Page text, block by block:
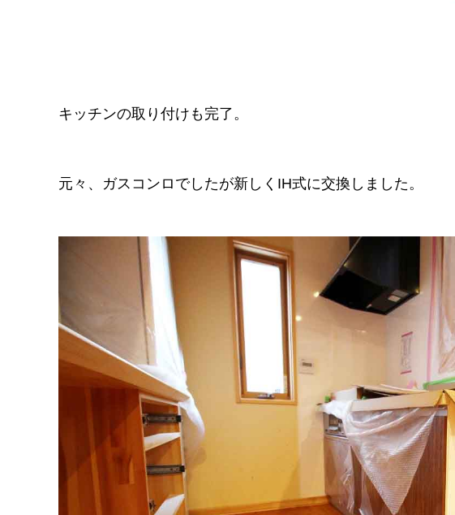
キッチンの取り付けも完了。
元々、ガスコンロでしたが新しくIH式に交換しました。